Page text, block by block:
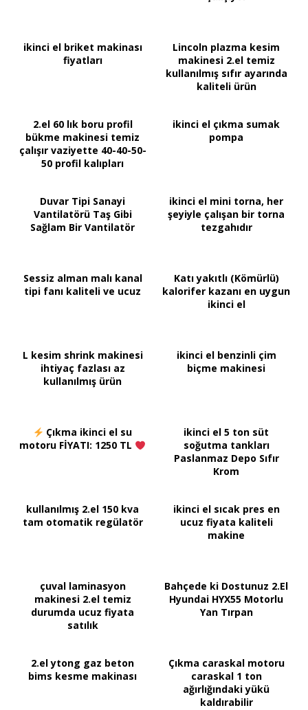
ikinci el briket makinası
fiyatları
Lincoln plazma kesim
makinesi 2.el temiz
kullanılmış sıfır ayarında
kaliteli ürün
2.el 60 lık boru profil
bükme makinesi temiz
çalışır vaziyette 40-40-50-
50 profil kalıpları
ikinci el çıkma sumak
pompa
Duvar Tipi Sanayi
Vantilatörü Taş Gibi
Sağlam Bir Vantilatör
ikinci el mini torna, her
şeyiyle çalışan bir torna
tezgahıdır
Sessiz alman malı kanal
tipi fanı kaliteli ve ucuz
Katı yakıtlı (Kömürlü)
kalorifer kazanı en uygun
ikinci el
L kesim shrink makinesi
ihtiyaç fazlası az
kullanılmış ürün
ikinci el benzinli çim
biçme makinesi
Çıkma ikinci el su
motoru FİYATI: 1250 TL
ikinci el 5 ton süt
soğutma tankları
Paslanmaz Depo Sıfır
Krom
kullanılmış 2.el 150 kva
tam otomatik regülatör
ikinci el sıcak pres en
ucuz fiyata kaliteli
makine
çuval laminasyon
makinesi 2.el temiz
durumda ucuz fiyata
satılık
Bahçede ki Dostunuz 2.El
Hyundai HYX55 Motorlu
Yan Tırpan
2.el ytong gaz beton
bims kesme makinası
Çıkma caraskal motoru
caraskal 1 ton
ağırlığındaki yükü
kaldırabilir